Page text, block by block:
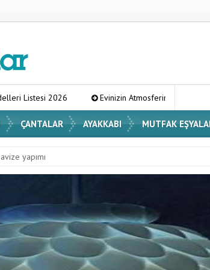
Evinizin Atmosferini Değiştirecek En Şık Vazo
ÇANTALAR AYAKKABI MUTFAK
yapımı